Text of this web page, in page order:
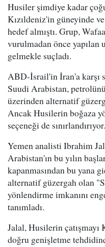
Husiler şimdiye kadar
Kızıldeniz'in güneyinde
hedef almıştı. Grup,
vurulmadan önce yapılan
gelmekle suçladı.
ABD-İsrail'in İran'a karşı
Suudi Arabistan,
üzerinden alternatif
Ancak Husilerin boğaza
seçeneği de sınırlandırıyor.
Yemen analisti Ibrahim
Arabistan'ın bu yılın
kapanmasından bu yana
alternatif güzergah olan
yönlendirme imkanını
tanımladı.
Jalal, Husilerin çatışmayı
doğru genişletme